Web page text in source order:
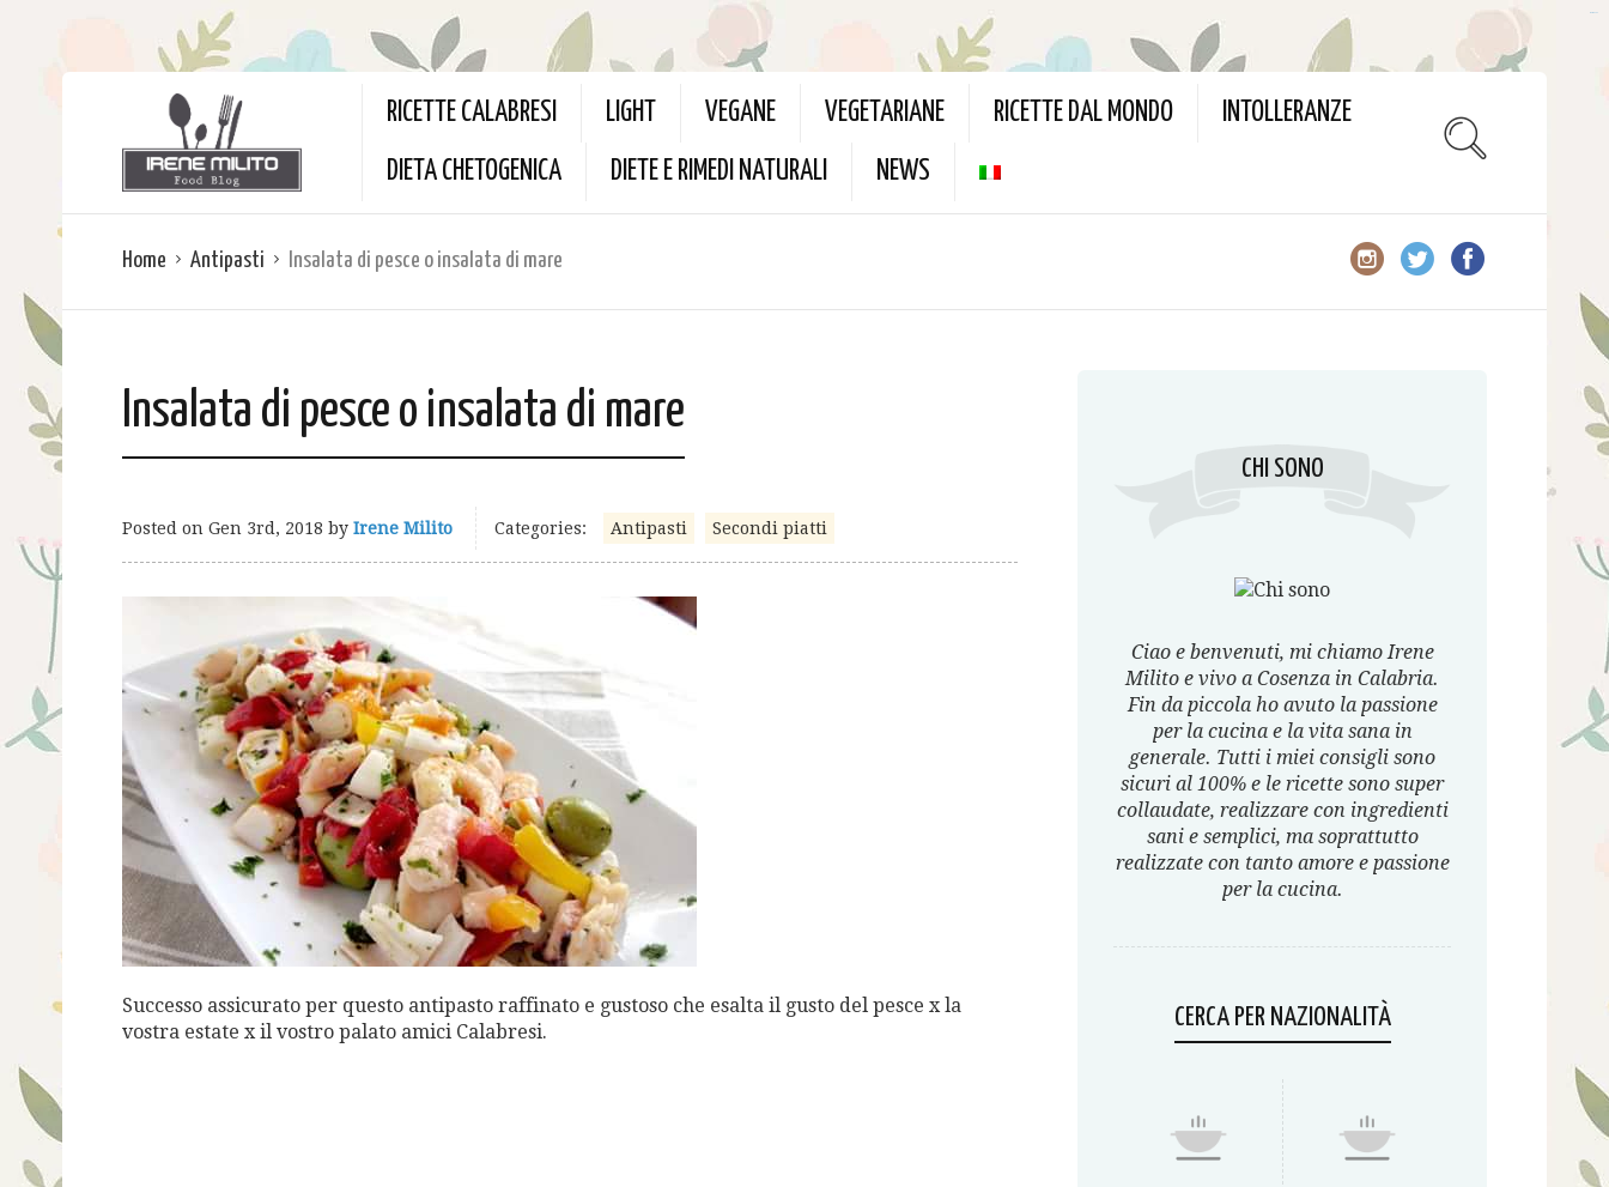
RICETTE CALABRESI LIGHT VEGANE VEGETARIANE RICETTE DAL MONDO INTOLLERANZE
DIETA CHETOGENICA DIETE E RIMEDI NATURALI NEWS
Home Antipasti Insalata di pesce o insalata di mare
Insalata di pesce o insalata di mare
Posted on Gen 3rd, 2018 by Irene Milito Categories: Antipasti Secondi piatti
Successo assicurato per questo antipasto raffinato e gustoso che esalta il gusto del pesce x la
vostra estate x il vostro palato amici Calabresi.
CHI SONO
Ciao e benvenuti, mi chiamo Irene
Milito e vivo a Cosenza in Calabria.
Fin da piccola ho avuto la passione
per la cucina e la vita sana in
generale. Tutti i miei consigli sono
sicuri al 100% e le ricette sono super
collaudate, realizzare con ingredienti
sani e semplici, ma soprattutto
realizzate con tanto amore e passione
per la cucina.
CERCA PER NAZIONALITÀ